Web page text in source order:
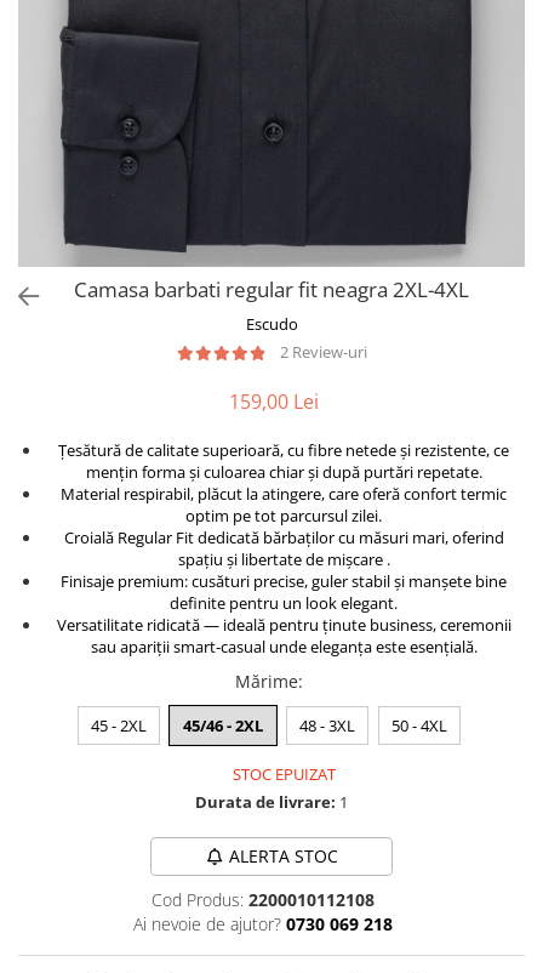
Camasa barbati regular fit neagra 2XL-4XL
Escudo
2 Review-uri
159,00 Lei
Țesătură de calitate superioară, cu fibre netede și rezistente, ce
mențin forma și culoarea chiar și după purtări repetate.
Material respirabil, plăcut la atingere, care oferă confort termic
optim pe tot parcursul zilei.
Croială Regular Fit dedicată bărbaților cu măsuri mari, oferind
spațiu și libertate de mișcare .
Finisaje premium: cusături precise, guler stabil și manșete bine
definite pentru un look elegant.
Versatilitate ridicată — ideală pentru ținute business, ceremonii
sau apariții smart‑casual unde eleganța este esențială.
Mărime:
45 - 2XL 45/46 - 2XL 48 - 3XL 50 - 4XL
STOC EPUIZAT
Durata de livrare: 1
ALERTA STOC
Cod Produs: 2200010112108
Ai nevoie de ajutor? 0730 069 218